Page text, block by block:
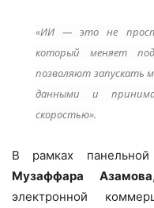
«ИИ — это не
который меняет
позволяют запускать
данными и
скоростью».
В рамках
Музаффара Азамова
электронной